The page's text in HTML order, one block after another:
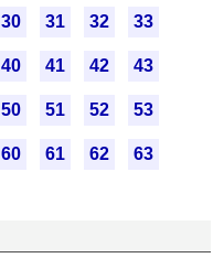
30 31 32 33
40 41 42 43
50 51 52 53
60 61 62 63